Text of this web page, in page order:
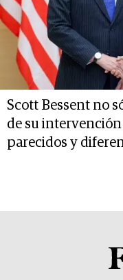
Scott Bessent no
de su
parecidos y